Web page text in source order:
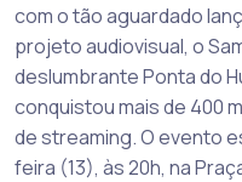
com o tão aguardado
projeto audiovisual, o
deslumbrante Ponta do
conquistou mais de 400
de streaming. O evento
feira (13), às 20h, na